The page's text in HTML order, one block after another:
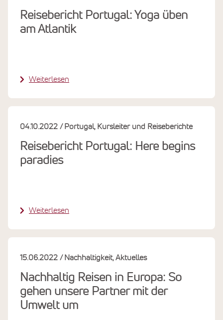
Reisebericht Portugal: Yoga üben
am Atlantik
Weiterlesen
Reisebericht Portugal: Here begins
paradies
04.10.2022 Portugal Kursleiter und Reiseberichte
Weiterlesen
Nachhaltig Reisen in Europa: So
gehen unsere Partner mit der
Umwelt um
15.06.2022 Nachhaltigkeit Aktuelles